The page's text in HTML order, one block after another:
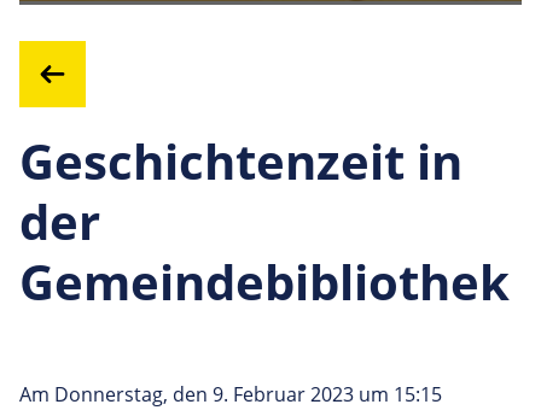
Geschichtenzeit in
der
Gemeindebibliothek
Am Donnerstag, den 9. Februar 2023 um 15:15